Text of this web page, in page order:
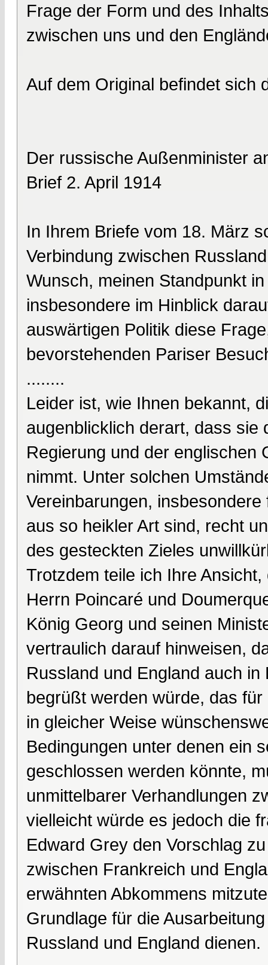
Frage der Form und des
zwischen uns und den
Auf dem Original befindet sich
Der russische Außenminister
Brief 2. April 1914
In Ihrem Briefe vom 18. März
Verbindung zwischen
Wunsch, meinen Standpunkt
insbesondere im Hinblick
auswärtigen Politik diese
bevorstehenden Pariser
........
Leider ist, wie Ihnen bekannt,
augenblicklich derart, dass sie
Regierung und der englischen
nimmt. Unter solchen
Vereinbarungen,
aus so heikler Art sind, recht
des gesteckten Zieles
Trotzdem teile ich Ihre
Herrn Poincaré und
König Georg und seinen
vertraulich darauf hinweisen,
Russland und England auch
begrüßt werden würde, das
in gleicher Weise
Bedingungen unter denen ein
geschlossen werden könnte,
unmittelbarer Verhandlungen
vielleicht würde es jedoch die
Edward Grey den Vorschlag
zwischen Frankreich und
erwähnten Abkommens
Grundlage für die
Russland und England dienen.